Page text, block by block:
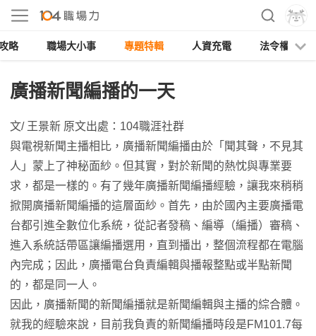
略 職場大小事 專題特輯 人資充電 法令權益
廣播新聞編播的一天
文/ 王景新 原文出處：104職涯社群
與電視新聞主播相比，廣播新聞編播由於「聞其聲，不見其
人」蒙上了神秘面紗。但其實，對於新聞的熱忱與專業要
求，都是一樣的。有了幾年廣播新聞編播經驗，讓我來稍稍
掀開廣播新聞編播的這層面紗。首先，由於國內主要廣播電
台都引進全數位化系統，從記者發稿、編導（編播）審稿、
進入系統話帶區讓編播選用，直到播出，整個流程都在電腦
內完成；因此，廣播電台負責編輯與播報整點或半點新聞
的，都是同一人。
因此，廣播新聞的新聞編播就是新聞編輯與主播的綜合體。
就我的經驗來說，目前我負責的新聞編播時段是FM101.7每